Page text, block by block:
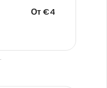
От €4